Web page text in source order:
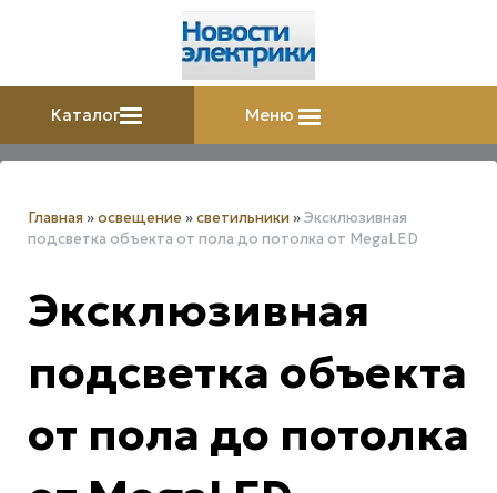
Каталог Меню
Главная »освещение »светильники »Эксклюзивная
подсветка объекта от пола до потолка от MegaLED
Эксклюзивная
подсветка объекта
от пола до потолка